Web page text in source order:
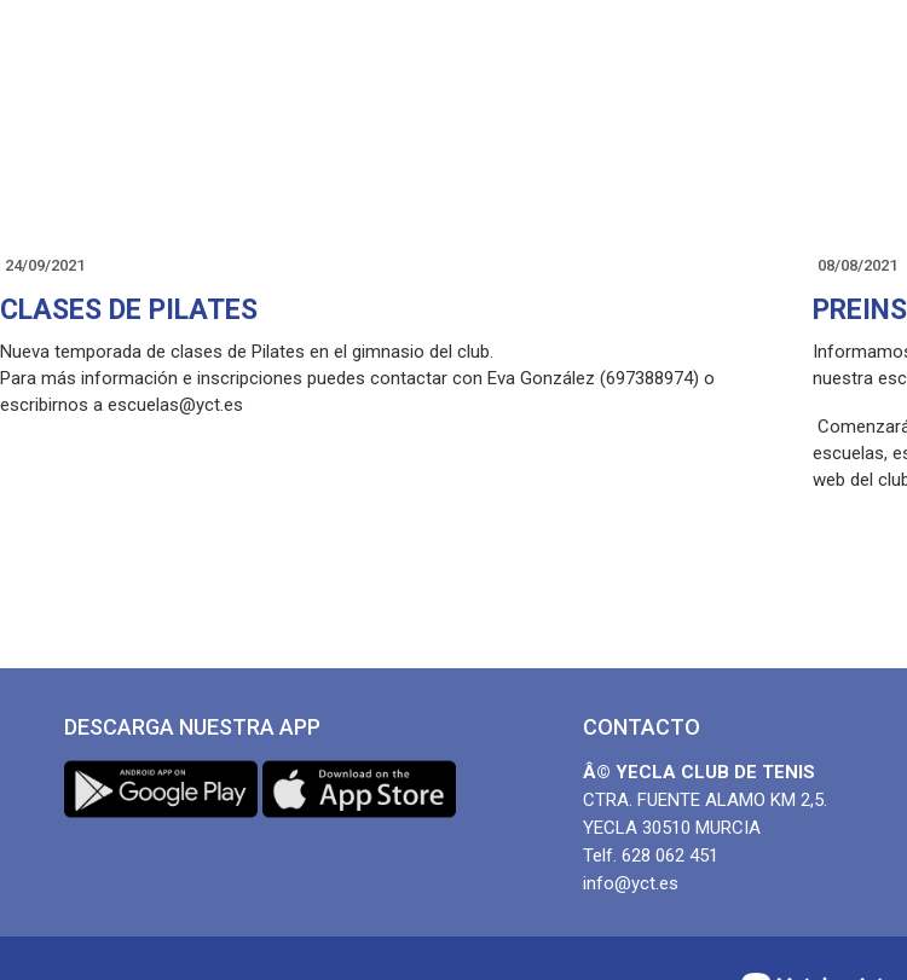
24/09/2021
CLASES DE PILATES
Nueva temporada de clases de Pilates en el gimnasio del club.
Para más información e inscripciones puedes contactar con Eva González (697388974) o
escribirnos a escuelas@yct.es
08/08/2021
nuestra
escuelas,
web del
se abrirá
DESCARGA NUESTRA APP CONTACTO
Â© YECLA CLUB DE TENIS
CTRA. FUENTE ALAMO KM 2,5.
YECLA 30510 MURCIA
Telf. 628 062 451
info@yct.es